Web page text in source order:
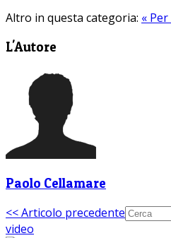
Altro in questa categoria: «
L'Autore
Paolo Cellamare
<< Articolo precedente
video